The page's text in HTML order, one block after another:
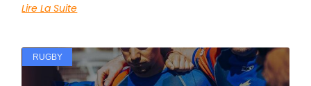
Lire La Suite
RUGBY